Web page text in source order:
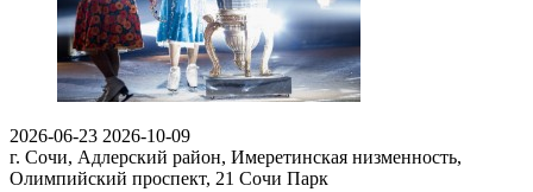
2026-06-23 2026-10-09
г. Сочи, Адлерский район, Имеретинская низменность,
Олимпийский проспект, 21 Сочи Парк